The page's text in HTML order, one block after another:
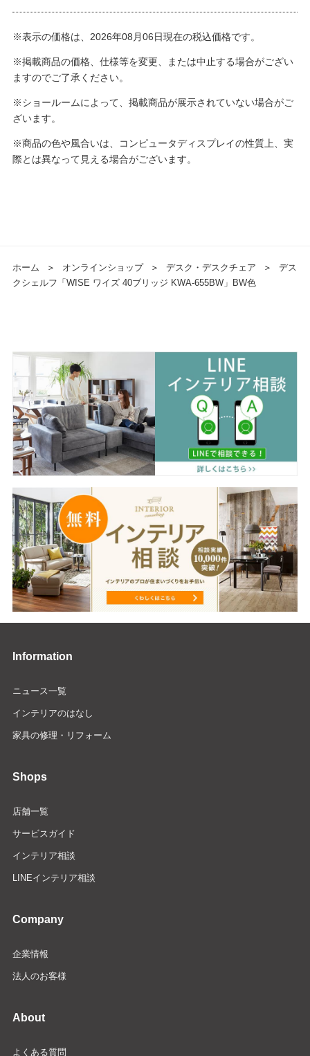
※表示の価格は、2026年08月06日現在の税込価格です。
※掲載商品の価格、仕様等を変更、または中止する場合がござい
ますのでご了承ください。
※ショールームによって、掲載商品が展示されていない場合がご
ざいます。
※商品の色や風合いは、コンピュータディスプレイの性質上、実
際とは異なって見える場合がございます。
ホーム ＞ オンラインショップ ＞ デスク・デスクチェア ＞
デス
クシェルフ「WISE ワイズ 40ブリッジ KWA-655BW」BW色
Information
ニュース一覧
インテリアのはなし
家具の修理・リフォーム
Shops
店舗一覧
サービスガイド
インテリア相談
LINEインテリア相談
Company
企業情報
法人のお客様
About
よくある質問